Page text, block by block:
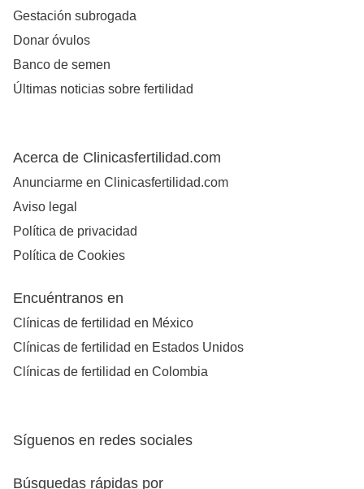
Gestación subrogada
Donar óvulos
Banco de semen
Últimas noticias sobre fertilidad
Acerca de Clinicasfertilidad.com
Anunciarme en Clinicasfertilidad.com
Aviso legal
Política de privacidad
Política de Cookies
Encuéntranos en
Clínicas de fertilidad en México
Clínicas de fertilidad en Estados Unidos
Clínicas de fertilidad en Colombia
Síguenos en redes sociales
Búsquedas rápidas por